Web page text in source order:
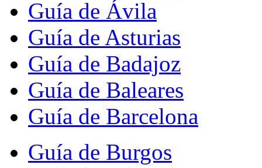
Guía de Ávila
Guía de Asturias
Guía de Badajoz
Guía de Baleares
Guía de Barcelona
Guía de Burgos